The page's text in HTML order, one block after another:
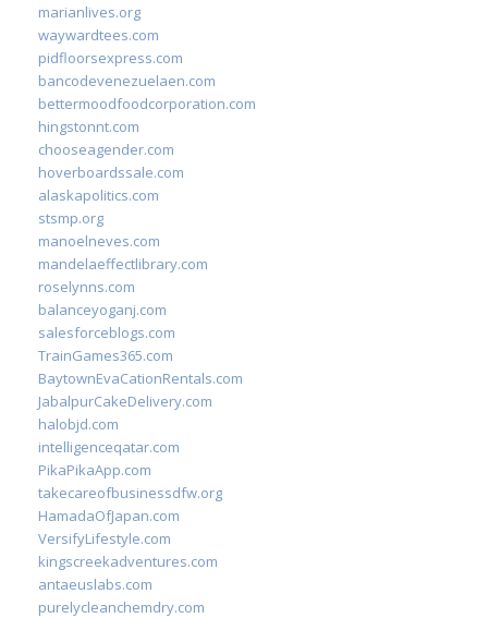
marianlives.org
waywardtees.com
pidfloorsexpress.com
bancodevenezuelaen.com
bettermoodfoodcorporation.com
hingstonnt.com
chooseagender.com
hoverboardssale.com
alaskapolitics.com
stsmp.org
manoelneves.com
mandelaeffectlibrary.com
roselynns.com
balanceyoganj.com
salesforceblogs.com
TrainGames365.com
BaytownEvaCationRentals.com
JabalpurCakeDelivery.com
halobjd.com
intelligenceqatar.com
PikaPikaApp.com
takecareofbusinessdfw.org
HamadaOfJapan.com
VersifyLifestyle.com
kingscreekadventures.com
antaeuslabs.com
purelycleanchemdry.com